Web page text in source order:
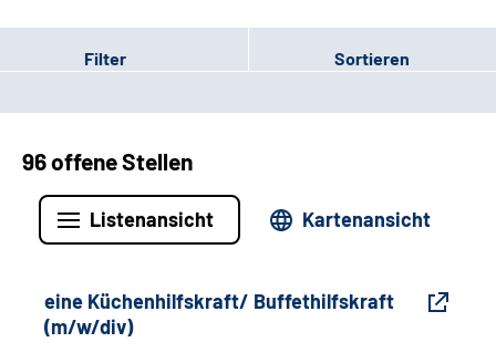
Filter Sortieren
96 offene Stellen
Listenansicht Kartenansicht
eine Küchenhilfskraft/ Buffethilfskraft
(m/w/div)